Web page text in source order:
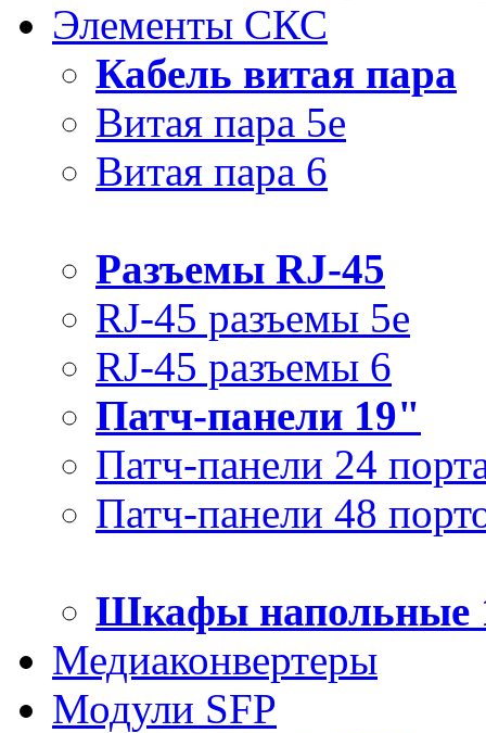
Элементы СКС
Кабель витая пара
Витая пара 5e
Витая пара 6
Разъемы RJ-45
RJ-45 разъемы 5e
RJ-45 разъемы 6
Патч-панели 19"
Патч-панели 24
Патч-панели 48
Шкафы напольные
Медиаконвертеры
Модули SFP